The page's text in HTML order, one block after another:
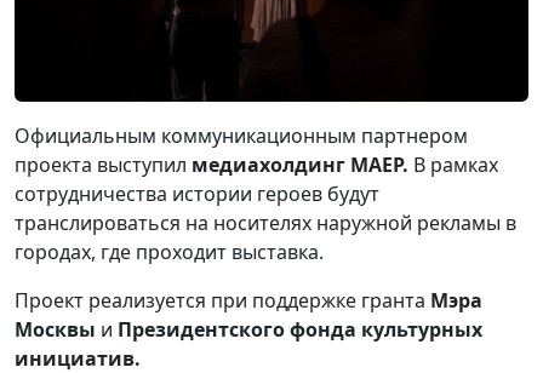
Официальным коммуникационным партнером
проекта выступил медиахолдинг МАЕР. В рамках
сотрудничества истории героев будут
транслироваться на носителях наружной рекламы в
городах, где проходит выставка.
Проект реализуется при поддержке гранта Мэра
Москвы и Президентского фонда культурных
инициатив.